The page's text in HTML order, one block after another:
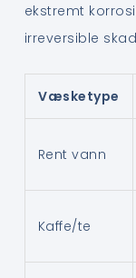
ekstremt
irreversible
Væsketype
Rent vann
Kaffe/te